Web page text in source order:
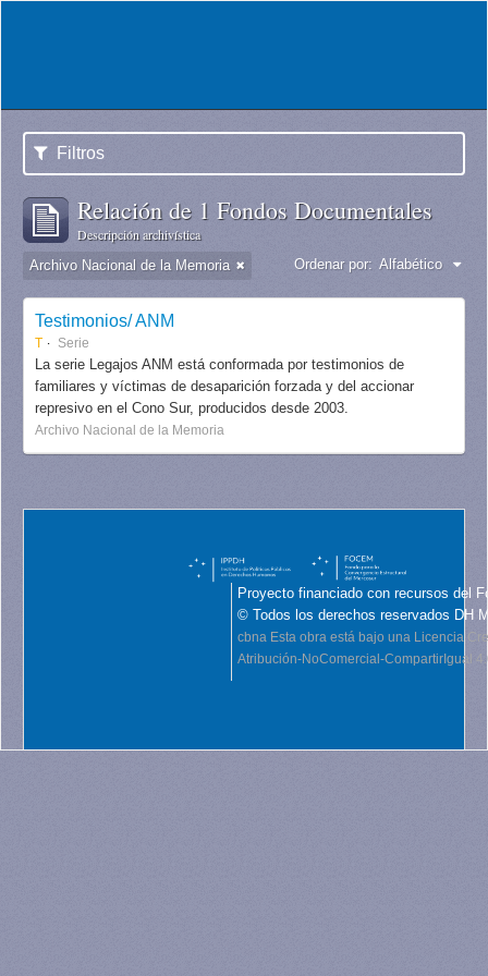
Filtros
Relación de 1 Fondos Documentales
Descripción archivística
Archivo Nacional de la Memoria Ordenar por: Alfabético
Testimonios/ ANM
T Serie
La serie Legajos ANM está conformada por testimonios de
familiares y víctimas de desaparición forzada y del accionar
represivo en el Cono Sur, producidos desde 2003.
Archivo Nacional de la Memoria
Proyecto financiado con recursos del
© Todos los derechos reservados DH
cbna Esta obra está bajo una Licencia
Atribución-NoComercial-CompartirIgual